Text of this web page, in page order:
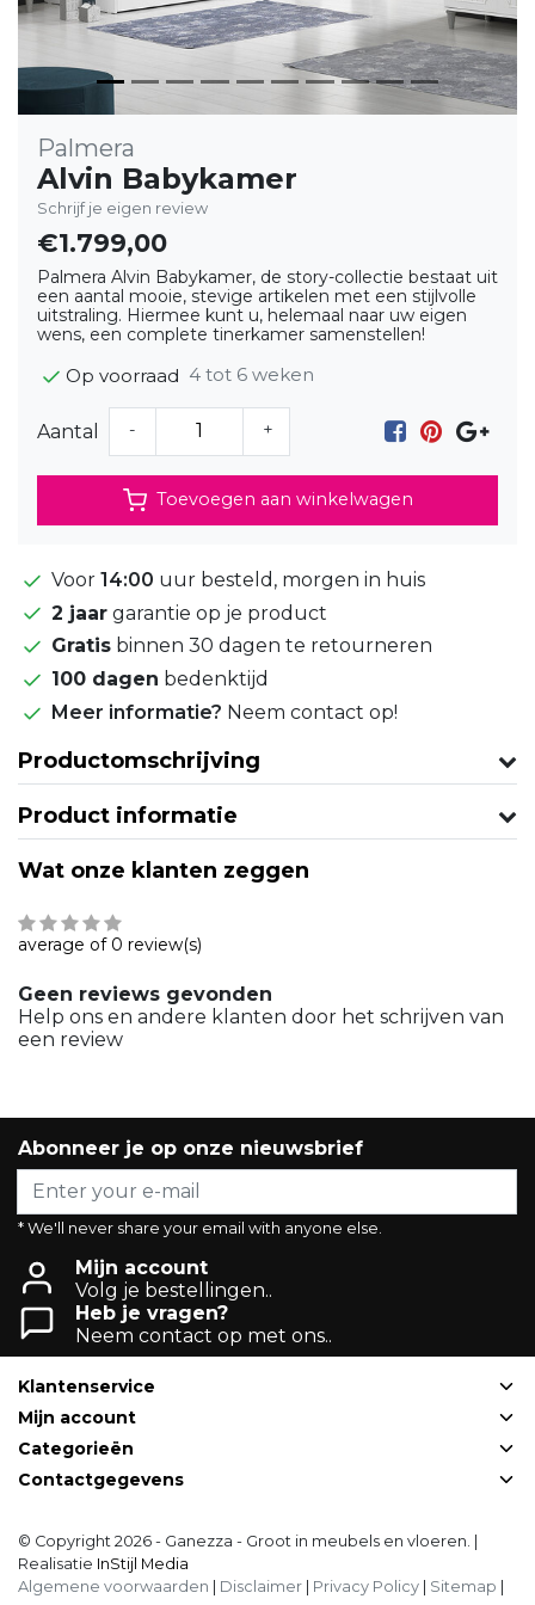
Palmera
Alvin Babykamer
Schrijf je eigen review
€1.799,00
Palmera Alvin Babykamer, de story-collectie bestaat uit
een aantal mooie, stevige artikelen met een stijlvolle
uitstraling. Hiermee kunt u, helemaal naar uw eigen
wens, een complete tinerkamer samenstellen!
Op voorraad 4 tot 6 weken
Aantal - +
Toevoegen aan winkelwagen
Voor 14:00 uur besteld, morgen in huis
2 jaar garantie op je product
Gratis binnen 30 dagen te retourneren
100 dagen bedenktijd
Meer informatie? Neem contact op!
Productomschrijving
Product informatie
Wat onze klanten zeggen
average of 0 review(s)
Geen reviews gevonden
Help ons en andere klanten door het schrijven van
een review
Abonneer je op onze nieuwsbrief
* We'll never share your email with anyone else.
Mijn account
Volg je bestellingen..
Heb je vragen?
Neem contact op met ons..
Klantenservice
Mijn account
Categorieën
Contactgegevens
© Copyright 2026 - Ganezza - Groot in meubels en vloeren. |
Realisatie InStijl Media
Algemene voorwaarden
Disclaimer Privacy Policy Sitemap